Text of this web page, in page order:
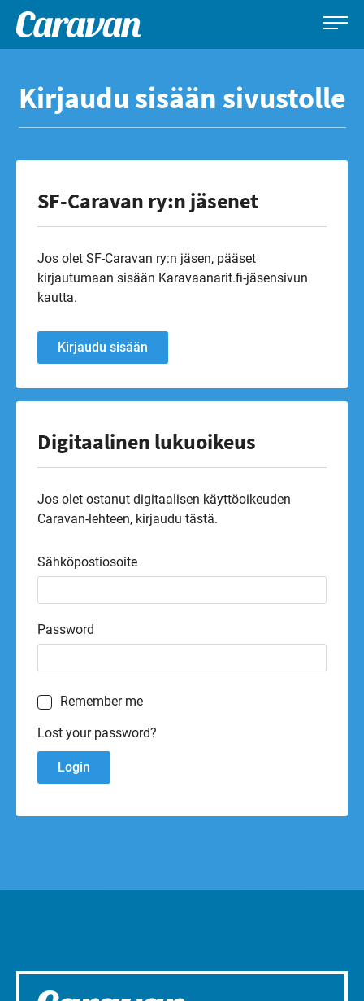
sisältöön
Caravan-
Leirintämatkailun
Kirjaudu sisään sivustolle
SF-Caravan ry:n jäsenet
Jos olet SF-Caravan ry:n jäsen, pääset
kirjautumaan sisään Karavaanarit.fi-jäsensivun
kautta.
Kirjaudu sisään
Digitaalinen lukuoikeus
Jos olet ostanut digitaalisen käyttöoikeuden
Caravan-lehteen, kirjaudu tästä.
Sähköpostiosoite
Password
Remember me
Lost your password?